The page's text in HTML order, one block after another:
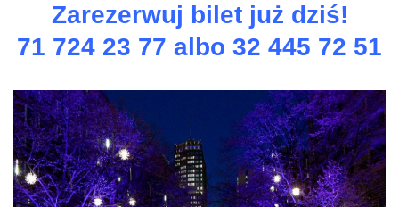
Zarezerwuj bilet już dziś!
71 724 23 77 albo 32 445 72 51